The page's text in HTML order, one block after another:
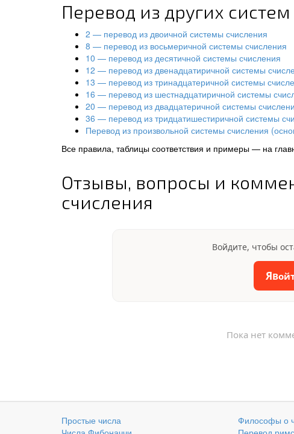
Перевод из других
2 — перевод из двоичной системы счисления
8 — перевод из восьмеричной системы счисления
10 — перевод из десятичной системы счисления
12 — перевод из двенадцатиричной системы
13 — перевод из тринадцатеричной системы
16 — перевод из шестнадцатиричной системы
20 — перевод из двадцатеричной системы
36 — перевод из тридцатишестиричной системы
Перевод из произвольной системы счисления
Все правила, таблицы соответствия и примеры — на
Отзывы, вопросы и
счисления
Войдите, чтобы
Я
Пока нет
Простые числа
Философы о